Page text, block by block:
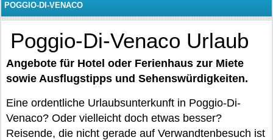
POGGIO-DI-VENACO
Poggio-Di-Venaco Urlaub
Angebote für Hotel oder Ferienhaus zur Miete
sowie Ausflugstipps und Sehenswürdigkeiten.
Eine ordentliche Urlaubsunterkunft in Poggio-Di-
Venaco? Oder vielleicht doch etwas besser?
Reisende, die nicht gerade auf Verwandtenbesuch ist